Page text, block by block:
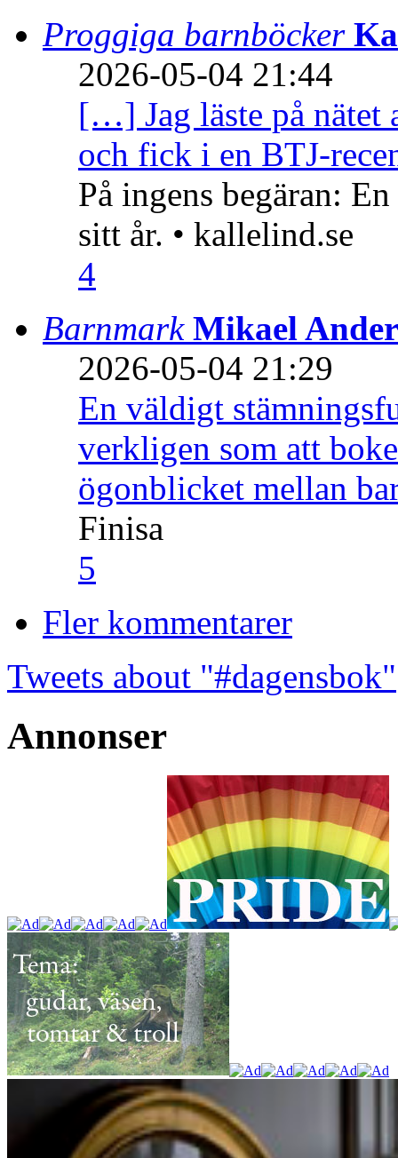
Proggiga barnböcker
2026-05-04 21:44
[…] Jag läste på nätet
och fick i en BTJ-
På ingens begäran:
sitt år. • kallelind.se
4
Barnmark Mikael
2026-05-04 21:29
En väldigt
verkligen som att
ögonblicket mellan
Finisa
5
Fler kommentarer
Tweets about "#dagensbok"
Annonser